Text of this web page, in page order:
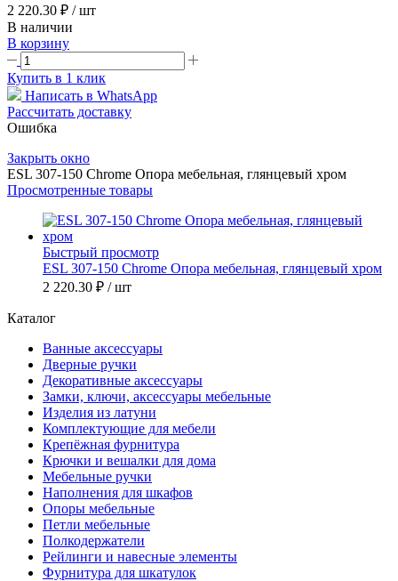
2 220.30 ₽ / шт
В наличии
В корзину
Купить в 1 клик
Написать в WhatsApp
Рассчитать доставку
Ошибка
Закрыть окно
ESL 307-150 Chrome Опора мебельная, глянцевый хром
Просмотренные товары
Быстрый просмотр
ESL 307-150 Chrome Опора мебельная, глянцевый хром
2 220.30 ₽ / шт
Каталог
Ванные аксессуары
Дверные ручки
Декоративные аксессуары
Замки, ключи, аксессуары мебельные
Изделия из латуни
Комплектующие для мебели
Крепёжная фурнитура
Крючки и вешалки для дома
Мебельные ручки
Наполнения для шкафов
Опоры мебельные
Петли мебельные
Полкодержатели
Рейлинги и навесные элементы
Фурнитура для шкатулок